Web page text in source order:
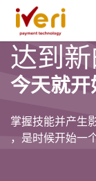
达到
今天就
掌握技能并产生
，是时候开始一